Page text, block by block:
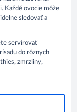
Každé ovocie môže
sledovať a
servírovať
do rôznych
zmrzliny,